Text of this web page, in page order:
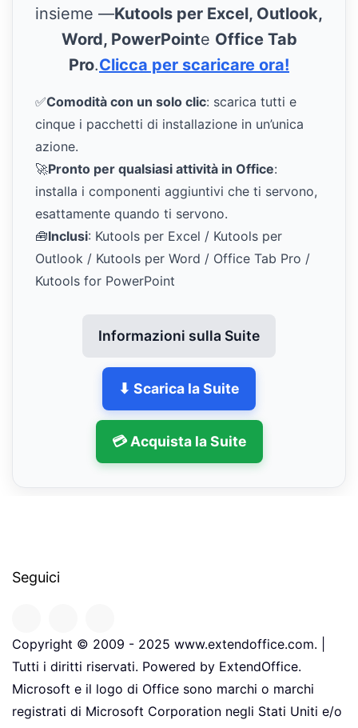
insieme —Kutools per Excel, Outlook,
Word, PowerPointe Office Tab
Pro.Clicca per scaricare ora!
✅Comodità con un solo clic: scarica tutti e
cinque i pacchetti di installazione in un’unica
azione.
🚀Pronto per qualsiasi attività in Office:
installa i componenti aggiuntivi che ti servono,
esattamente quando ti servono.
🧰Inclusi: Kutools per Excel / Kutools per
Outlook / Kutools per Word / Office Tab Pro /
Kutools for PowerPoint
Informazioni sulla Suite
⬇ Scarica la Suite
💳 Acquista la Suite
Seguici
Copyright © 2009 - 2025 www.extendoffice.com. |
Tutti i diritti riservati. Powered by ExtendOffice.
Microsoft e il logo di Office sono marchi o marchi
registrati di Microsoft Corporation negli Stati Uniti e/o